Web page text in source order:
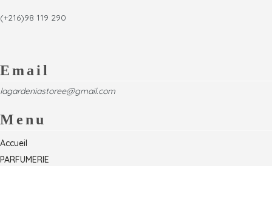
(+216)98 119 290
Email
lagardeniastoree@gmail.com
Menu
Accueil
PARFUMERIE